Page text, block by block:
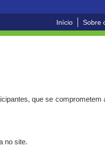
Início Sobre
que se
no site.